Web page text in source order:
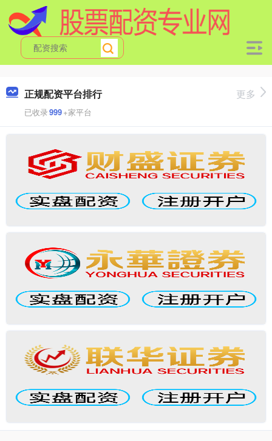
正规配资平台排行
已收录999+家平台
更多